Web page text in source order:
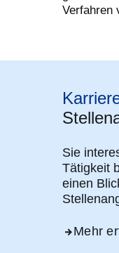
Verfahren
Sie
Tätigkeit
einen
Mehr